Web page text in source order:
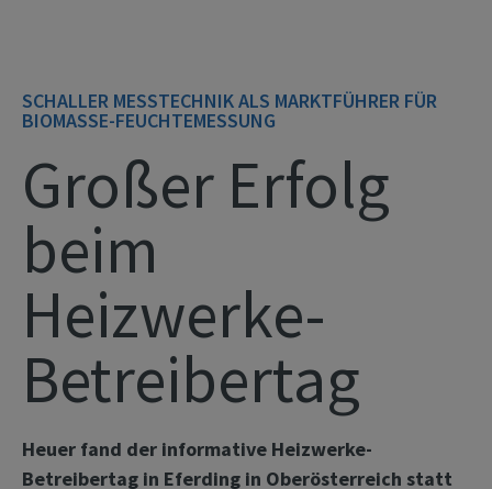
SCHALLER MESSTECHNIK ALS MARKTFÜHRER FÜR
BIOMASSE-FEUCHTEMESSUNG
Großer Erfolg
beim
Heizwerke-
Betreibertag
Heuer fand der informative Heizwerke-
Betreibertag in Eferding in Oberösterreich statt